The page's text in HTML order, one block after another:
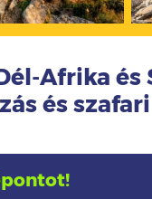
Afrika és
és